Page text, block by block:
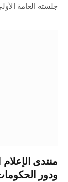
جلسته العامة الأولى في
منتدى
ودور